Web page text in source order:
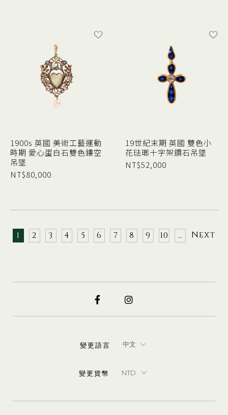
1900s 英國 美術工藝運動
時期 愛心蛋白石雙色鏤空
吊墜
NT$80,000
19世紀末期 英國 雙色小
花琺瑯十字架鑽石吊墜
NT$52,000
1 2 3 4 5 6 7 8 9 10 … Next
變更語言
變更貨幣